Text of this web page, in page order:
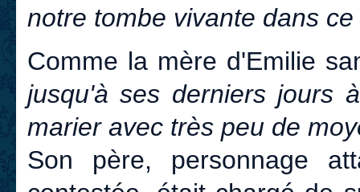
notre tombe vivante dans
Comme la mère d'Emilie
jusqu'à ses derniers jours
marier avec très peu de
Son père, personnage